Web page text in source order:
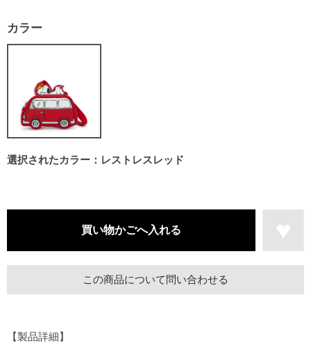
カラー
選択されたカラー：レストレスレッド
この商品について問い合わせる
【製品詳細】